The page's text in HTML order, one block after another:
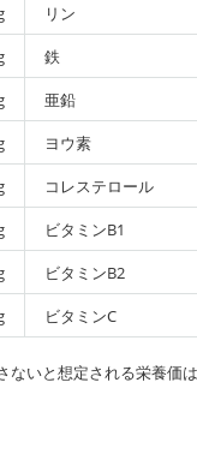
リン
鉄
亜鉛
ヨウ素
コレステロール
ビタミンB1
ビタミンB2
ビタミンC
いと想定される栄養価